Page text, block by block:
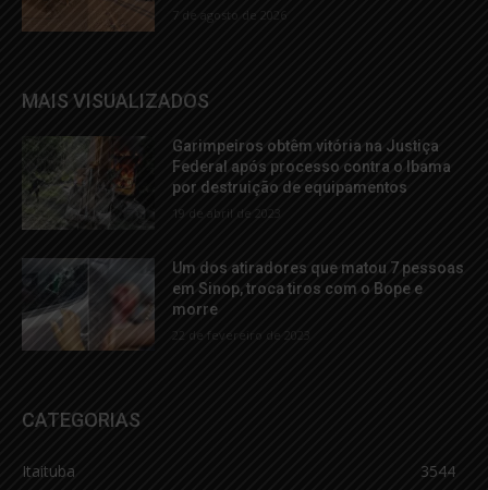
7 de agosto de 2026
MAIS VISUALIZADOS
Garimpeiros obtêm vitória na Justiça
Federal após processo contra o Ibama
por destruição de equipamentos
19 de abril de 2023
Um dos atiradores que matou 7 pessoas
em Sinop, troca tiros com o Bope e
morre
22 de fevereiro de 2023
CATEGORIAS
Itaituba
3544